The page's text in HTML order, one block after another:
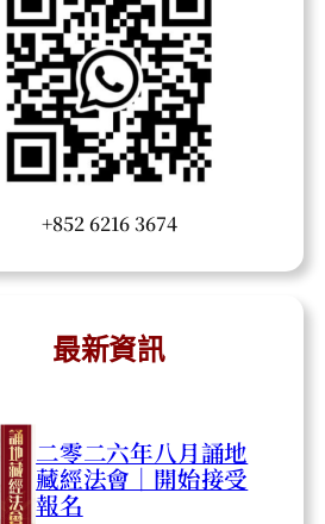
+852 6216 3674
最新資訊
二零二六年八月誦地
藏經法會｜開始接受
報名